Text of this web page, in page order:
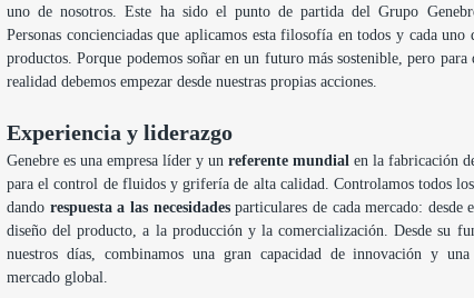
uno de nosotros. Este ha sido el punto de partida del Grupo
Personas concienciadas que aplicamos esta filosofía en todos y cada uno
productos. Porque podemos soñar en un futuro más sostenible, pero para
realidad debemos empezar desde nuestras propias acciones.
Experiencia y liderazgo
Genebre es una empresa líder y un referente mundial en la fabricación
para el control de fluidos y grifería de alta calidad. Controlamos todos los
dando respuesta a las necesidadesparticulares de cada mercado:
diseño del producto, a la producción y la comercialización. Desde su
nuestros días, combinamos una gran capacidad de innovación y
mercado global.